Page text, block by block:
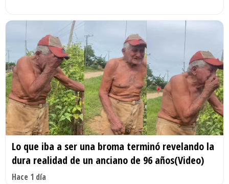
Lo que iba a ser una broma terminó revelando la
dura realidad de un anciano de 96 años(Video)
Hace 1 día